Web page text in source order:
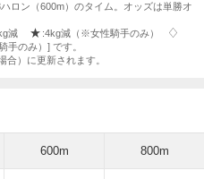
ロン（600m）のタイム。オッズは単勝オ
減
:4kg減（※女性騎手のみ）
手のみ）] です。
）に更新されます。
600m 800m